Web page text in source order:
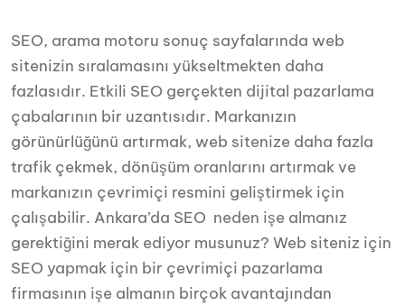
SEO, arama motoru sonuç sayfalarında web
sitenizin sıralamasını yükseltmekten daha
fazlasıdır. Etkili SEO gerçekten dijital pazarlama
çabalarının bir uzantısıdır. Markanızın
görünürlüğünü artırmak, web sitenize daha fazla
trafik çekmek, dönüşüm oranlarını artırmak ve
markanızın çevrimiçi resmini geliştirmek için
çalışabilir. Ankara’da SEO neden işe almanız
gerektiğini merak ediyor musunuz? Web siteniz için
SEO yapmak için bir çevrimiçi pazarlama
firmasının işe almanın birçok avantajından